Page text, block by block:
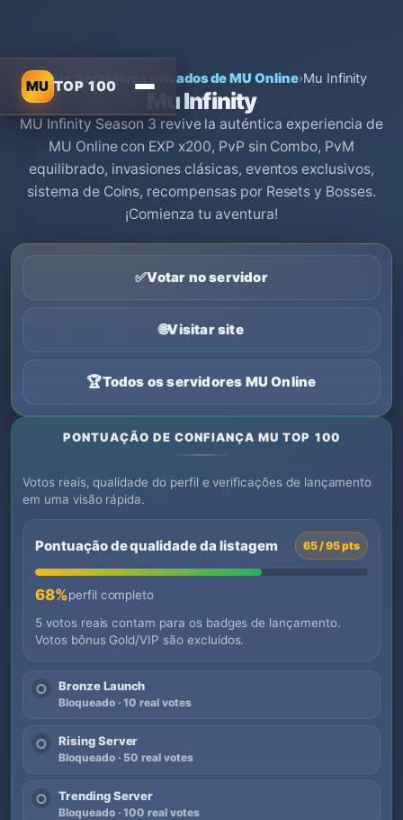
MU TOP 100
Início›Servidores privados de MU Online›Mu Infinity
Mu Infinity
MU Infinity Season 3 revive la auténtica experiencia de
MU Online con EXP x200, PvP sin Combo, PvM
equilibrado, invasiones clásicas, eventos exclusivos,
sistema de Coins, recompensas por Resets y Bosses.
¡Comienza tu aventura!
✅Votar no servidor
🌐Visitar site
🏆Todos os servidores MU Online
PONTUAÇÃO DE CONFIANÇA MU TOP 100
Votos reais, qualidade do perfil e verificações de lançamento
em uma visão rápida.
Pontuação de qualidade da listagem 65 / 95 pts
68%perfil completo
5 votos reais contam para os badges de lançamento.
Votos bônus Gold/VIP são excluídos.
○ Bronze Launch
Bloqueado · 10 real votes
○ Rising Server
Bloqueado · 50 real votes
○ Trending Server
Bloqueado · 100 real votes